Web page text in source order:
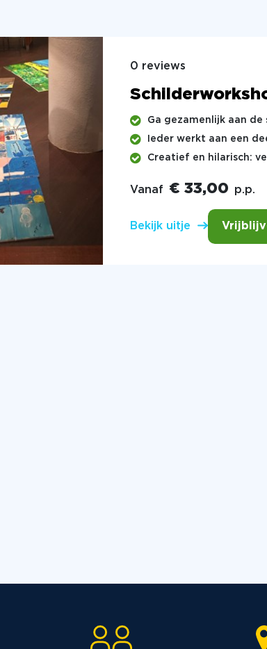
0 reviews
Ga gezamenlijk aan
Ieder werkt aan een
Creatief en hilarisch:
Vanaf € 33,00 p.p.
Bekijk uitje